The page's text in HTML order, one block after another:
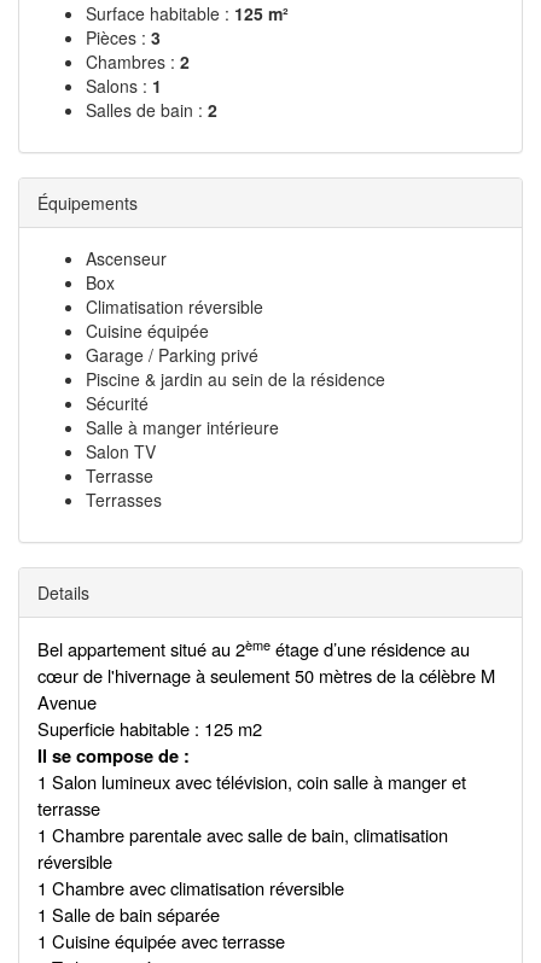
Surface habitable : 125 m²
Pièces : 3
Chambres : 2
Salons : 1
Salles de bain : 2
Équipements
Ascenseur
Box
Climatisation réversible
Cuisine équipée
Garage / Parking privé
Piscine & jardin au sein de la résidence
Sécurité
Salle à manger intérieure
Salon TV
Terrasse
Terrasses
Details
Bel appartement situé au 2ème étage d’une résidence au
cœur de l'hivernage à seulement 50 mètres de la célèbre M
Avenue
Superficie habitable : 125 m2
Il se compose de :
1 Salon lumineux avec télévision, coin salle à manger et
terrasse
1 Chambre parentale avec salle de bain, climatisation
réversible
1 Chambre avec climatisation réversible
1 Salle de bain séparée
1 Cuisine équipée avec terrasse